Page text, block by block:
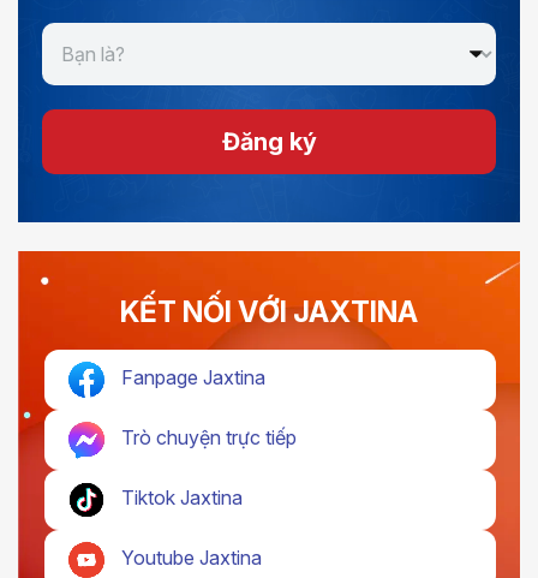
Đăng ký
KẾT NỐI VỚI JAXTINA
Fanpage Jaxtina
Trò chuyện trực tiếp
Tiktok Jaxtina
Youtube Jaxtina